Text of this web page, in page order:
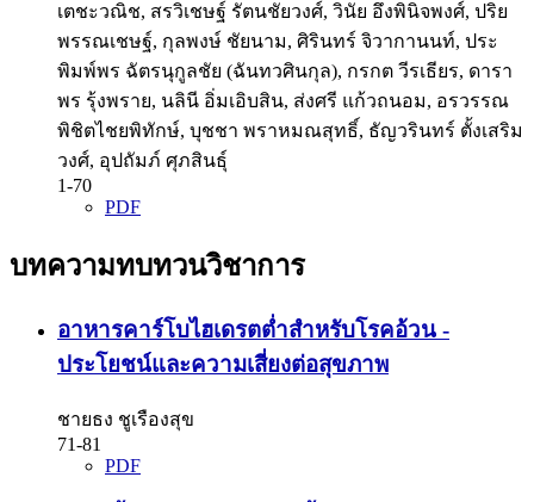
เตชะวณิช, สรวิเชษฐ์ รัตนชัยวงศ์, วินัย อึงพินิจพงศ์, ปริย
พรรณเชษฐ์, กุลพงษ์ ชัยนาม, ศิรินทร์ จิวากานนท์, ประ
พิมพ์พร ฉัตรนุกูลชัย (ฉันทวศินกุล), กรกต วีรเธียร, ดารา
พร รุ้งพราย, นลินี อิ่มเอิบสิน, ส่งศรี แก้วถนอม, อรวรรณ
พิชิตไชยพิทักษ์, บุชชา พราหมณสุทธิ์, ธัญวรินทร์ ตั้งเสริม
วงศ์, อุปถัมภ์ ศุภสินธุ์
1-70
PDF
บทความทบทวนวิชาการ
อาหารคาร์โบไฮเดรตต่ำสำหรับโรคอ้วน -
ประโยชน์และความเสี่ยงต่อสุขภาพ
ชายธง ชูเรืองสุข
71-81
PDF